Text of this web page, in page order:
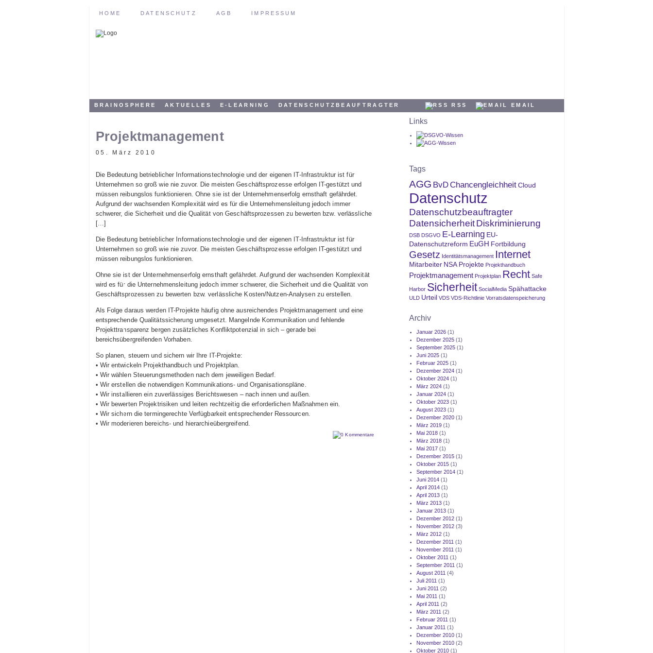
HOME DATENSCHUTZ AGB IMPRESSUM
BRAINOSPHERE AKTUELLES E-LEARNING DATENSCHUTZBEAUFTRAGTER EMAIL
RSS
Projektmanagement
05. März 2010
Die Bedeutung betrieblicher Informationstechnologie und der eigenen IT-Infrastruktur ist für
Unternehmen so groß wie nie zuvor. Die meisten Geschäftsprozesse erfolgen IT-gestützt und
müssen reibungslos funktionieren. Ohne sie ist der Unternehmenserfolg ernsthaft gefährdet.
Aufgrund der wachsenden Komplexität wird es für die Unternehmensleitung jedoch immer
schwerer, die Sicherheit und die Qualität von Geschäftsprozessen zu bewerten bzw. verlässliche
[…]
Die Bedeutung betrieblicher Informationstechnologie und der eigenen IT-Infrastruktur ist für
Unternehmen so groß wie nie zuvor. Die meisten Geschäftsprozesse erfolgen IT-gestützt und
müssen reibungslos funktionieren.
Ohne sie ist der Unternehmenserfolg ernsthaft gefährdet. Aufgrund der wachsenden Komplexität
wird es für die Unternehmensleitung jedoch immer schwerer, die Sicherheit und die Qualität von
Geschäftsprozessen zu bewerten bzw. verlässliche Kosten/Nutzen-Analysen zu erstellen.
Als Folge daraus werden IT-Projekte häufig ohne ausreichendes Projektmanagement und eine
entsprechende Qualitätssicherung umgesetzt. Mangelnde Kommunikation und fehlende
Projekttransparenz bergen zusätzliches Konfliktpotenzial in sich – gerade bei
bereichsübergreifenden Vorhaben.
So planen, steuern und sichern wir Ihre IT-Projekte:
• Wir entwickeln Projekthandbuch und Projektplan.
• Wir wählen Steuerungsmethoden nach dem jeweiligen Bedarf.
• Wir erstellen die notwendigen Kommunikations- und Organisationspläne.
• Wir installieren ein zuverlässiges Berichtswesen – nach innen und außen.
• Wir bewerten Projektrisiken und leiten rechtzeitig die erforderlichen Maßnahmen ein.
• Wir sichern die termingerechte Verfügbarkeit entsprechender Ressourcen.
• Wir moderieren bereichs- und hierarchieübergreifend.
0 Kommentare
Links
Tags
AGG BvDChancengleichheit Cloud
Datenschutz
Datenschutzbeauftragter
Datensicherheit Diskriminierung
DSB DSGVO E-Learning EU-
Datenschutzreform EuGH Fortbildung
Gesetz Identitätsmanagement Internet
Mitarbeiter NSA Projekte Projekthandbuch
Projektmanagement Projektplan Recht Safe
Harbor Sicherheit SocialMedia Spähattacke
ULD Urteil VDS VDS-Richtlinie Vorratsdatenspeicherung
Archiv
Januar 2026(1)
Dezember 2025(1)
September 2025(1)
Juni 2025(1)
Februar 2025(1)
Dezember 2024(1)
Oktober 2024(1)
März 2024(1)
Januar 2024(1)
Oktober 2023(1)
August 2023(1)
Dezember 2020(1)
März 2019(1)
Mai 2018(1)
März 2018(1)
Mai 2017(1)
Dezember 2015(1)
Oktober 2015(1)
September 2014(1)
Juni 2014(1)
April 2014(1)
April 2013(1)
März 2013(1)
Januar 2013(1)
Dezember 2012(1)
November 2012(3)
März 2012(1)
Dezember 2011 (1)
November 2011 (1)
Oktober 2011 (1)
September 2011 (1)
August 2011 (4)
Juli 2011 (1)
Juni 2011 (2)
Mai 2011 (1)
April 2011 (2)
März 2011 (2)
Februar 2011 (1)
Januar 2011 (1)
Dezember 2010(1)
November 2010(2)
Oktober 2010(1)